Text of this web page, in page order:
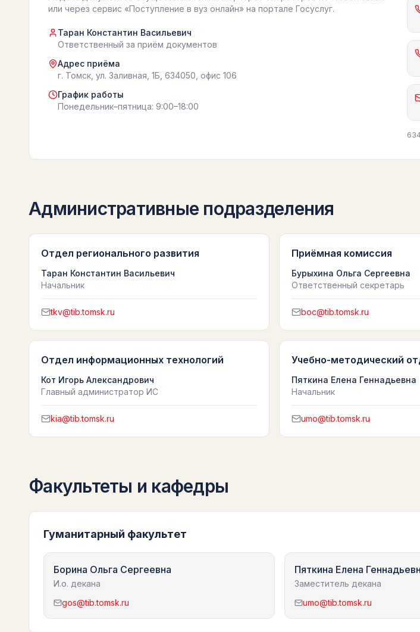
или через сервис «Поступление в вуз онлайн» на портале Госуслуг.
Таран Константин Васильевич
Ответственный за приём документов
Адрес приёма
г. Томск, ул. Заливная, 1Б, 634050, офис 106
График работы
Понедельник–пятница: 9:00–18:00
Административные подразделения
Отдел регионального развития
Таран Константин Васильевич
Начальник
tkv@tib.tomsk.ru
Приёмная комиссия
Бурыхина Ольга Сергеевна
Ответственный секретарь
boc@tib.tomsk.ru
Отдел информационных технологий
Кот Игорь Александрович
Главный администратор ИС
kia@tib.tomsk.ru
Учебно-методический
Пяткина Елена Геннадьевна
Начальник
umo@tib.tomsk.ru
Факультеты и кафедры
Гуманитарный факультет
Борина Ольга Сергеевна
И.о. декана
gos@tib.tomsk.ru
Пяткина Елена
Заместитель декана
umo@tib.tomsk.ru